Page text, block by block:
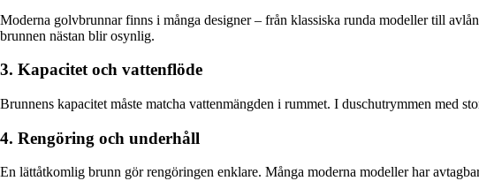
Moderna golvbrunnar finns i många designer – från klassiska runda modeller till
brunnen nästan blir osynlig.
3. Kapacitet och vattenflöde
Brunnens kapacitet måste matcha vattenmängden i rummet. I duschutrymmen med
4. Rengöring och underhåll
En lättåtkomlig brunn gör rengöringen enklare. Många moderna modeller har